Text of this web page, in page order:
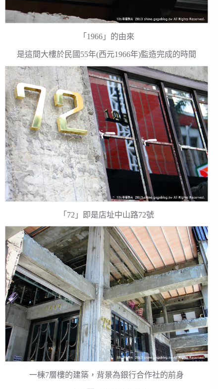
「1966」的由來
是這間大樓於民國55年(西元1966年)監造完成的時間
「72」即是店址中山路72號
一棟7層樓的建築，背景為銀行合作社的前身